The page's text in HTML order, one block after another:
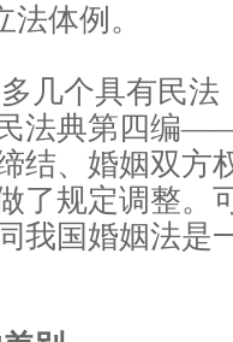
体例。
几个具有民法
法典第四编
结、婚姻双方
了规定调整。
我国婚姻法是